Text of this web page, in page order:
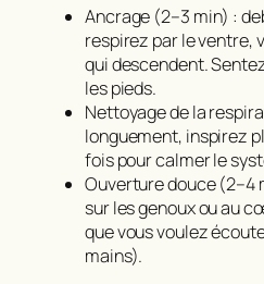
Ancrage (2–3 min) :
respirez par le ventre,
qui descendent.
les pieds.
Nettoyage de la
longuement, inspirez
fois pour calmer le
Ouverture douce (2–4
sur les genoux ou au
que vous voulez
mains).